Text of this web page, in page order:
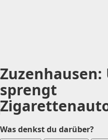
sprengt
Was denkst du darüber?